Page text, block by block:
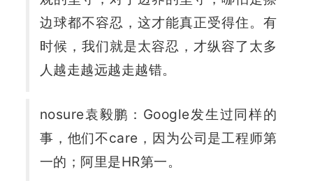
边球都不容忍，这才能真正受得住。有
时候，我们就是太容忍，才纵容了太多
人越走越远越走越错。
nosure袁毅鹏： Google发生过同样的
事，他们不care，因为公司是工程师第
一的；阿里是HR第一。